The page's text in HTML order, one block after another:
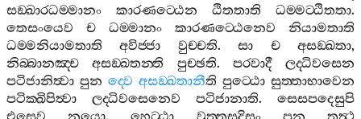
සඞ‍්ඛාරධම‍්මානං
කාරණට‍්ඨෙන ඨිතතාති ධම‍්මට‍්ඨිතතා.
තෙසංයෙව
ච ධම‍්මානං කාරණට‍්ඨෙනෙව
නියාමතාති
ධම‍්මනියාමතාති
අවිජ‍්ජා වුච‍්චති.සා ච අසඞ‍්ඛතා,
නිබ‍්බානඤ‍්ච
අසඞ‍්ඛතන‍්ති පුච‍්ඡති. පරවාදී
ලද‍්ධිවසෙන
පටිජානිත්‍වා පුන ද‍්වෙ අසඞ‍්ඛතානීති පුට‍්ඨො සුත‍්තාභාවෙන
පටික‍්ඛිපිත්‍වා
ලද‍්ධිවසෙනෙව පටිජානාති. සෙසපදෙසුපි